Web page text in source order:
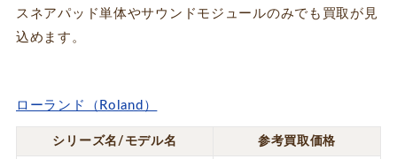
スネアパッド単体やサウンドモジュールのみでも買取が見
込めます。
ローランド（Roland）
シリーズ名/モデル名 参考買取価格